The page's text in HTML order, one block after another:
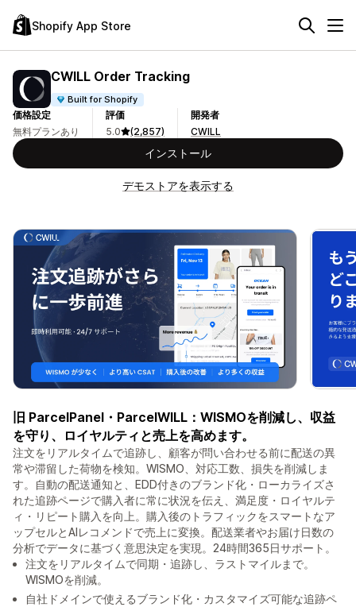
Shopify App Store
CWILL Order Tracking
Built for Shopify
価格設定
無料プランあり
評価
5.0
(2,857)
開発者
CWILL
インストール
デモストアを表示する
旧 ParcelPanel・ParcelWILL：WISMOを削減し、収益
を守り、ロイヤルティと売上を高めます。
注文をリアルタイムで追跡し、顧客が問い合わせる前に配送の異
常や滞留した荷物を検知。WISMO、対応工数、損失を削減しま
す。自動の配送通知と、EDD付きのブランド化・ローカライズさ
れた追跡ページで購入者に常に状況を伝え、満足度・ロイヤルテ
ィ・リピート購入を向上。購入後のトラフィックをスマートなア
ップセルとAIレコメンドで売上に変換。配送業者やお届け日数の
分析でデータに基づく意思決定を実現。24時間365日サポート。
注文をリアルタイムで同期・追跡し、ラストマイルまで。
WISMOを削減。
自社ドメインで使えるブランド化・カスタマイズ可能な追跡ペ